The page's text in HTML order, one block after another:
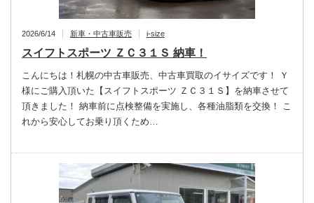
2026/6/14 新車・中古車販売 i-size
スイフトスポーツ ＺＣ３１Ｓ 納車！
こんにちは！札幌の中古車販売、中古車買取のイサイズです！ Ｙ
様にご購入頂いた【スイフトスポーツ ＺＣ３１Ｓ】を納車させて
頂きました！ 納車前に点検整備を実施し、各種油脂類を交換！ こ
れから安心してお乗り頂くため…